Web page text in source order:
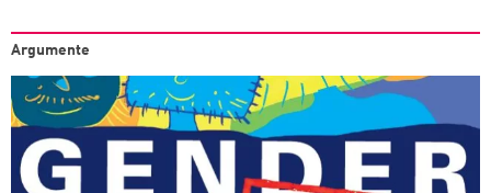
Argumente